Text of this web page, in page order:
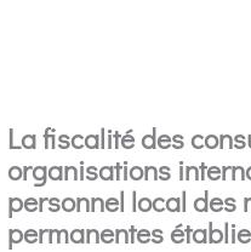
La fiscalité des
organisations
personnel local des
permanentes